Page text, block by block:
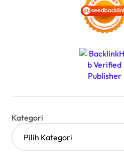
Kategori